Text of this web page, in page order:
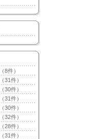
（8件）
（31件）
（30件）
（31件）
（30件）
（32件）
（28件）
（31件）